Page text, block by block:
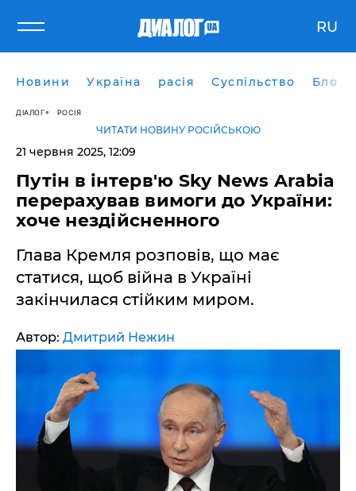
RU
Новини Україна расія Суспільство Блоги
ДІАЛОГ РОСІЯ
ЧИТАТИ НОВИНУ РОСІЙСЬКОЮ
21 червня 2025, 12:09
Путін в інтерв'ю Sky News Arabia
перерахував вимоги до України:
хоче нездійсненного
Глава Кремля розповів, що має
статися, щоб війна в Україні
закінчилася стійким миром.
Автор: Дмитрий Нежин